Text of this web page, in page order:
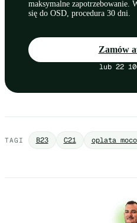
maksymalne zapotrzebowanie.
się do OSD, procedura 30 dni.
Zamów
lub 22
TAGI B23 C21 oplata